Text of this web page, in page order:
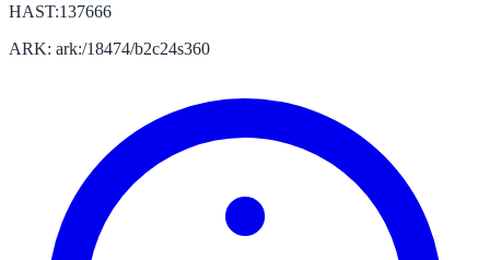
HAST:137666
ARK: ark:/18474/b2c24s360